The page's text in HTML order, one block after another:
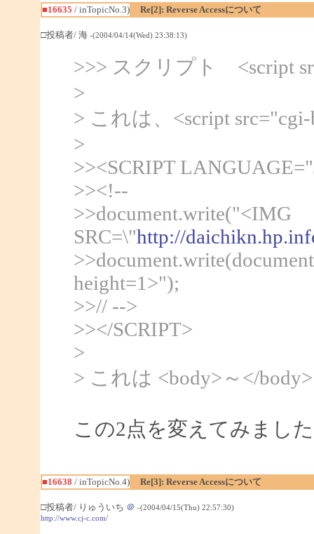
■16635 / inTopicNo.3) Re[2]: Reverse Accessについて
□投稿者/ 海 -(2004/04/14(Wed) 23:38:13)
>>> スクリプト <script
>
> これは、<script
>
>><SCRIPT
>><!--
>>document.write("<IMG
SRC=\"http://
height=1>");
>>// -->
>></SCRIPT>
>
> これは <body>～</
この2点を変えてみまし
■16638 / inTopicNo.4) Re[3]: Reverse Accessについて
□投稿者/ りゅういち ＠ -(2004/04/15(Thu) 22:57:30)
http://www.cj-c.com/